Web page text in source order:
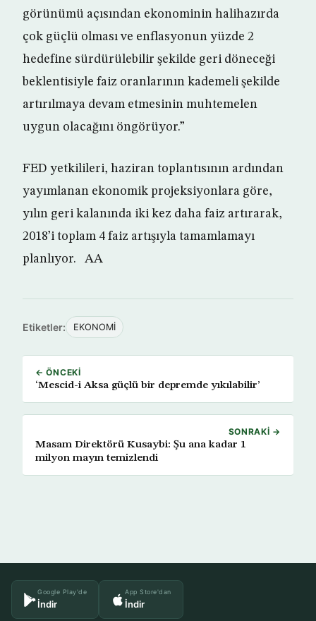
görünümü açısından ekonominin halihazırda
çok güçlü olması ve enflasyonun yüzde 2
hedefine sürdürülebilir şekilde geri döneceği
beklentisiyle faiz oranlarının kademeli şekilde
artırılmaya devam etmesinin muhtemelen
uygun olacağını öngörüyor.”
FED yetkilileri, haziran toplantısının ardından
yayımlanan ekonomik projeksiyonlara göre,
yılın geri kalanında iki kez daha faiz artırarak,
2018’i toplam 4 faiz artışıyla tamamlamayı
planlıyor. AA
Etiketler: EKONOMİ
← ÖNCEKI
‘Mescid-i Aksa güçlü bir depremde yıkılabilir’
SONRAKI →
Masam Direktörü Kusaybi: Şu ana kadar 1
milyon mayın temizlendi
Google Play'de
İndir
App Store'dan
İndir